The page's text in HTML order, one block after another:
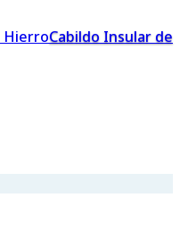
Cabildo Insular de